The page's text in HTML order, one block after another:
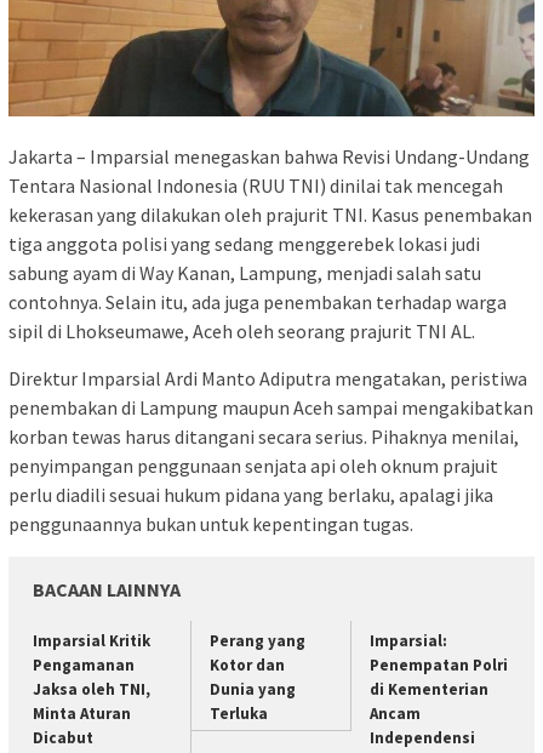
Jakarta – Imparsial menegaskan bahwa Revisi Undang-Undang
Tentara Nasional Indonesia (RUU TNI) dinilai tak mencegah
kekerasan yang dilakukan oleh prajurit TNI. Kasus penembakan
tiga anggota polisi yang sedang menggerebek lokasi judi
sabung ayam di Way Kanan, Lampung, menjadi salah satu
contohnya. Selain itu, ada juga penembakan terhadap warga
sipil di Lhokseumawe, Aceh oleh seorang prajurit TNI AL.
Direktur Imparsial Ardi Manto Adiputra mengatakan, peristiwa
penembakan di Lampung maupun Aceh sampai mengakibatkan
korban tewas harus ditangani secara serius. Pihaknya menilai,
penyimpangan penggunaan senjata api oleh oknum prajuit
perlu diadili sesuai hukum pidana yang berlaku, apalagi jika
penggunaannya bukan untuk kepentingan tugas.
BACAAN LAINNYA
Imparsial Kritik
Pengamanan
Jaksa oleh TNI,
Minta Aturan
Dicabut
Perang yang
Kotor dan
Dunia yang
Terluka
Imparsial:
Penempatan Polri
di Kementerian
Ancam
Independensi